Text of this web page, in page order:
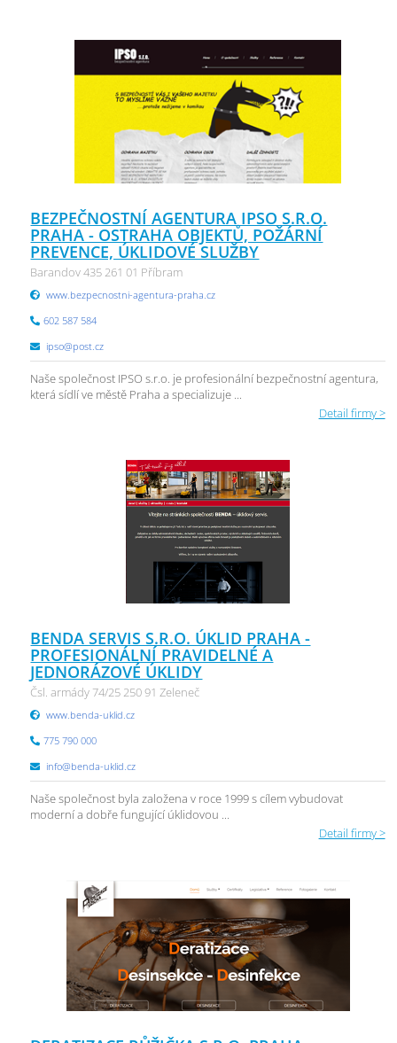
BEZPEČNOSTNÍ AGENTURA IPSO S.R.O.
PRAHA - OSTRAHA OBJEKTŮ, POŽÁRNÍ
PREVENCE, ÚKLIDOVÉ SLUŽBY
Barandov 435 261 01 Příbram
www.bezpecnostni-agentura-praha.cz
602 587 584
ipso@post.cz
Naše společnost IPSO s.r.o. je profesionální bezpečnostní agentura,
která sídlí ve městě Praha a specializuje ...
Detail firmy >
BENDA SERVIS S.R.O. ÚKLID PRAHA -
PROFESIONÁLNÍ PRAVIDELNÉ A
JEDNORÁZOVÉ ÚKLIDY
Čsl. armády 74/25 250 91 Zeleneč
www.benda-uklid.cz
775 790 000
info@benda-uklid.cz
Naše společnost byla založena v roce 1999 s cílem vybudovat
moderní a dobře fungující úklidovou ...
Detail firmy >